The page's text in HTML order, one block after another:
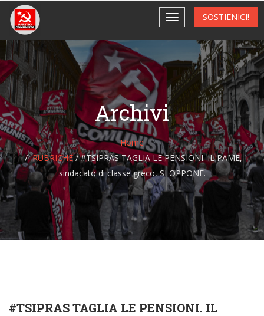
SOSTIENICI!
Archivi
Home
RUBRICHE /#TSIPRAS TAGLIA LE PENSIONI. IL PAME,
sindacato di classe greco, SI OPPONE.
#TSIPRAS TAGLIA LE PENSIONI. IL